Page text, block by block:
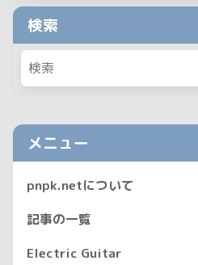
検索
メニュー
pnpk.netについて
記事の一覧
Electric Guitar